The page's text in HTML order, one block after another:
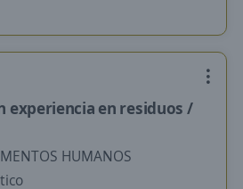
experiencia en residuos /
HUMANOS